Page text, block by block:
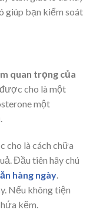
bạn kiểm soát
quan trọng của
được cho là một
một
cho là cách chữa
Đầu tiên hãy chú
hàng ngày.
Nếu không tiện
kẽm.